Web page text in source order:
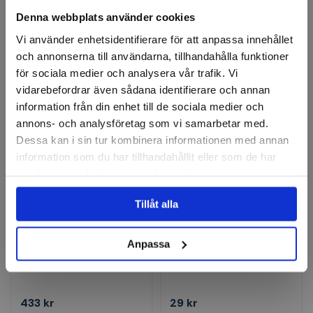
Denna webbplats använder cookies
Vi använder enhetsidentifierare för att anpassa innehållet
och annonserna till användarna, tillhandahålla funktioner
för sociala medier och analysera vår trafik. Vi
vidarebefordrar även sådana identifierare och annan
information från din enhet till de sociala medier och
annons- och analysföretag som vi samarbetar med.
Dessa kan i sin tur kombinera informationen med annan
information som du har tillhandahållit eller som de har
Tillåt alla
Anpassa
714 kr
Finns i lager
Köp
275 kr
Finns i lager
Köp
CAB TOOLS
433 kr
NÖLLE PROFI BRUSH
Roller velour, 100mm,
Blister (2 st)
29 kr